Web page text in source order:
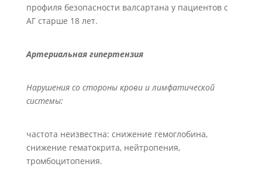
профиля безопасности валсартана у пациентов с
АГ старше 18 лет.
Артериальная гипертензия
Нарушения со стороны крови и лимфатической
системы:
частота неизвестна: снижение гемоглобина,
снижение гематокрита, нейтропения,
тромбоцитопения.